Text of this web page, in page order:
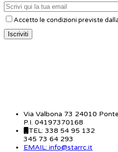
Accetto le condizioni previste
Via Valbona 73 24010
P.I. 04197370168
TEL: 338 54 95 132
345 73 64 293
EMAIL: info@starrc.it